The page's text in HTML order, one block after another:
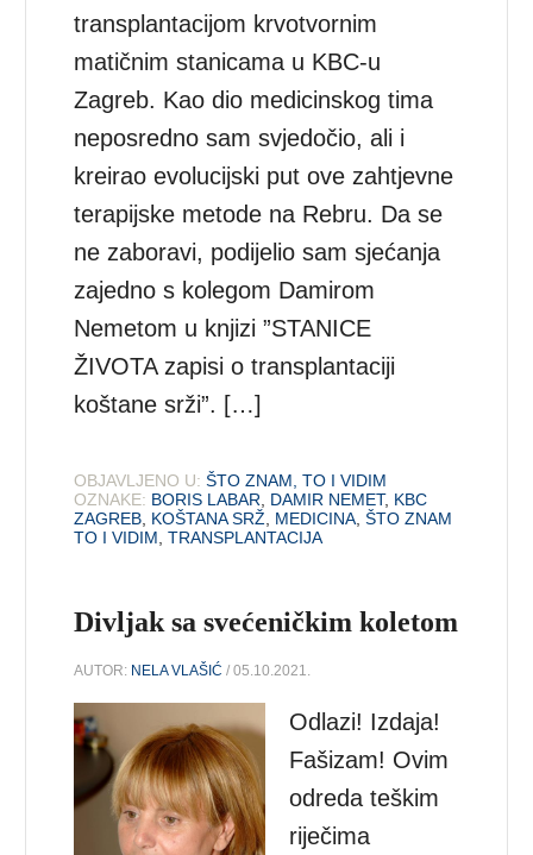
transplantacijom krvotvornim
matičnim stanicama u KBC-u
Zagreb. Kao dio medicinskog tima
neposredno sam svjedočio, ali i
kreirao evolucijski put ove zahtjevne
terapijske metode na Rebru. Da se
ne zaboravi, podijelio sam sjećanja
zajedno s kolegom Damirom
Nemetom u knjizi ”STANICE
ŽIVOTA zapisi o transplantaciji
koštane srži”. […]
OBJAVLJENO U: ŠTO ZNAM, TO I VIDIM
OZNAKE: BORIS LABAR, DAMIR NEMET, KBC
ZAGREB, KOŠTANA SRŽ, MEDICINA,ŠTO ZNAM
TO I VIDIM,TRANSPLANTACIJA
Divljak sa svećeničkim koletom
AUTOR: NELA VLAŠIĆ / 05.10.2021.
Odlazi! Izdaja!
Fašizam! Ovim
odreda teškim
riječima